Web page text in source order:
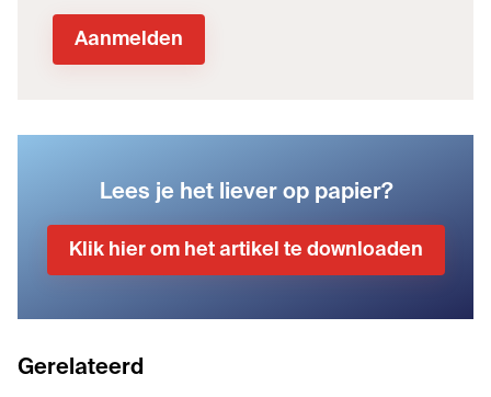
Lees je het liever op papier?
Klik hier om het artikel te downloaden
Gerelateerd